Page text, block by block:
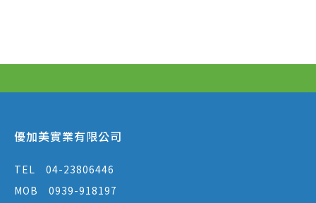
優加美實業有限公司
TEL
04-23806446
MOB
0939-918197